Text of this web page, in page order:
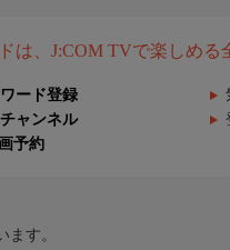
は、J:COM TVで楽しめ
ード登録
ャンネル
予約
す。